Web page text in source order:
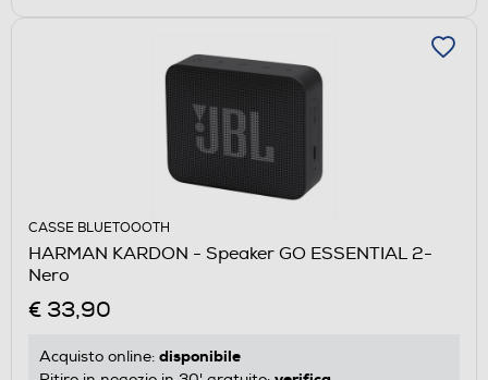
CASSE BLUETOOOTH
HARMAN KARDON - Speaker GO ESSENTIAL 2-
Nero
€ 33,90
Acquisto online: disponibile